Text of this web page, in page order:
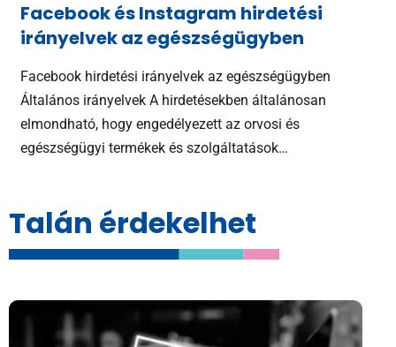
Facebook és Instagram hirdetési
irányelvek az egészségügyben
Facebook hirdetési irányelvek az egészségügyben
Általános irányelvek A hirdetésekben általánosan
elmondható, hogy engedélyezett az orvosi és
egészségügyi termékek és szolgáltatások…
Talán érdekelhet